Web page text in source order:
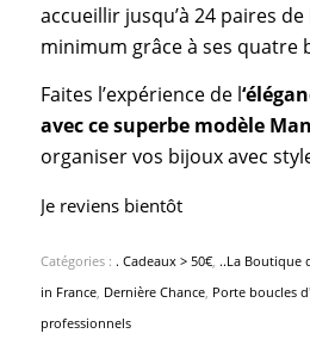
accueillir jusqu’à 24 paires
minimum grâce à ses quatre
Faites l’expérience de l
avec ce superbe modèle
organiser vos bijoux avec
Je reviens bientôt
Catégories : . Cadeaux > 50€, ..La Boutique
in France, Dernière Chance, Porte boucles
professionnels